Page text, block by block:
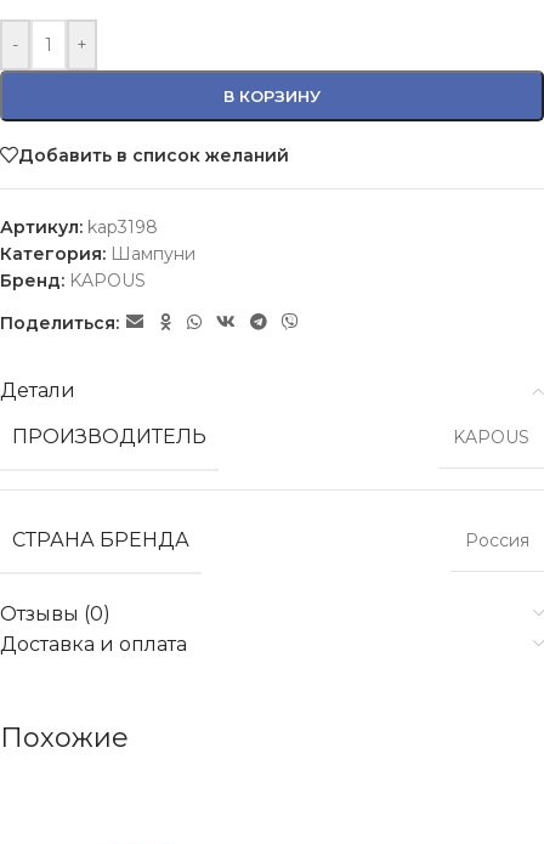
- +
В КОРЗИНУ
Добавить в список желаний
Артикул: kap3198
Категория: Шампуни
Бренд: KAPOUS
Поделиться:
Детали
ПРОИЗВОДИТЕЛЬ
KAPOUS
СТРАНА БРЕНДА Россия
Отзывы (0)
Доставка и оплата
Похожие